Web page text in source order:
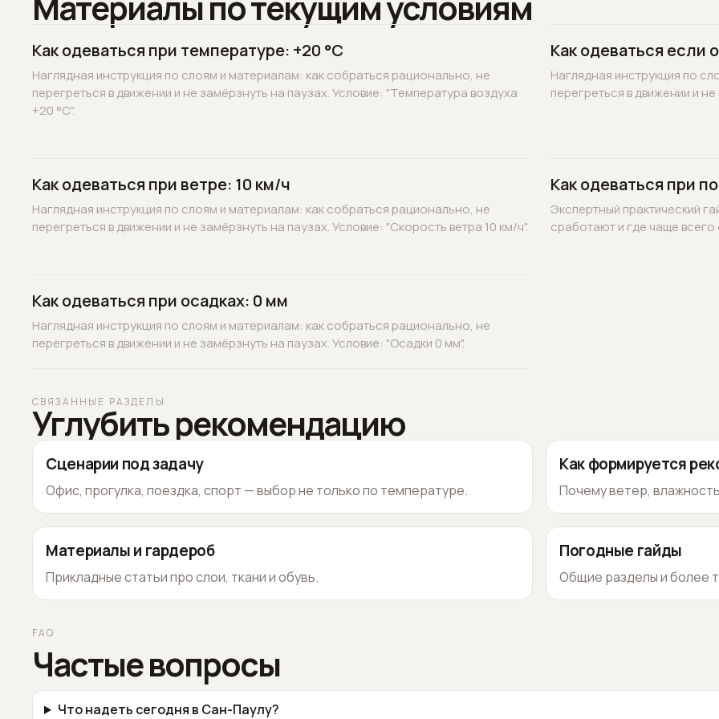
Материалы по текущим условиям
Как одеваться при температуре: +20 °C
Наглядная инструкция по слоям и материалам: как собраться рационально, не
перегреться в движении и не замёрзнуть на паузах. Условие: "Температура воздуха
+20 °C".
Как одеваться если
Наглядная инструкция по
перегреться в движении и
Как одеваться при ветре: 10 км/ч
Наглядная инструкция по слоям и материалам: как собраться рационально, не
перегреться в движении и не замёрзнуть на паузах. Условие: "Скорость ветра 10 км/ч".
Как одеваться при
Экспертный практический
сработают и где чаще
Как одеваться при осадках: 0 мм
Наглядная инструкция по слоям и материалам: как собраться рационально, не
перегреться в движении и не замёрзнуть на паузах. Условие: "Осадки 0 мм".
СВЯЗАННЫЕ РАЗДЕЛЫ
Углубить рекомендацию
Сценарии под задачу
Офис, прогулка, поездка, спорт — выбор не только по температуре.
Как формируется
Почему ветер,
Материалы и гардероб
Прикладные статьи про слои, ткани и обувь.
Погодные гайды
Общие разделы и более
FAQ
Частые вопросы
Что надеть сегодня в Сан-Паулу?